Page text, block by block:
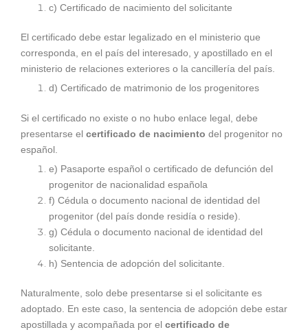
c) Certificado de nacimiento del solicitante
El certificado debe estar legalizado en el ministerio que
corresponda, en el país del interesado, y apostillado en el
ministerio de relaciones exteriores o la cancillería del país.
d) Certificado de matrimonio de los progenitores
Si el certificado no existe o no hubo enlace legal, debe
presentarse el certificado de nacimiento del progenitor no
español.
e) Pasaporte español o certificado de defunción del
progenitor de nacionalidad española
f) Cédula o documento nacional de identidad del
progenitor (del país donde residía o reside).
g) Cédula o documento nacional de identidad del
solicitante.
h) Sentencia de adopción del solicitante.
Naturalmente, solo debe presentarse si el solicitante es
adoptado. En este caso, la sentencia de adopción debe estar
apostillada y acompañada por el certificado de